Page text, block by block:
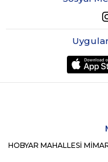
HOBYAR MAHALLESİ